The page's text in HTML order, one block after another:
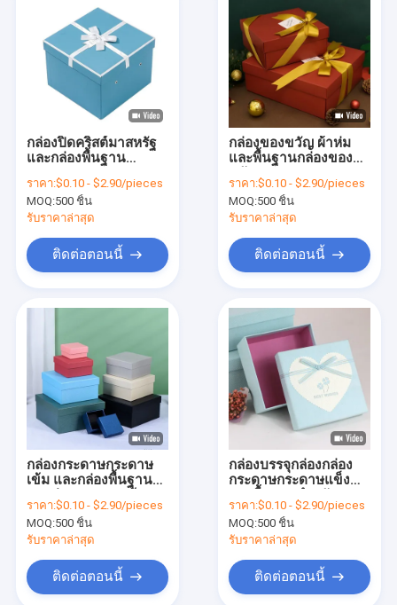
กล่องปิดคริสต์มาสหรัฐ
และกล่องพื้นฐาน
กระดาษของขวัญกล่อง
บรรจุกระดาษกระดาษ
กระดาษ
ราคา:$0.10 - $2.90/pieces
MOQ:500 ชิ้น
รับราคาล่าสุด
ติดต่อตอนนี้
กล่องของขวัญ ผ้าห่ม
และพื้นฐานกล่องของ
ราคา:$0.10 - $2.90/pieces
MOQ:500 ชิ้น
รับราคาล่าสุด
ติดต่อตอนนี้
กล่องกระดาษกระดาษ
เข้ม และกล่องพื้นฐาน
กล่องกระดาษกระดาษ
Custom Two-Sided
Printing
ราคา:$0.10 - $2.90/pieces
MOQ:500 ชิ้น
รับราคาล่าสุด
ติดต่อตอนนี้
กล่องบรรจุกล่องกล่อง
กระดาษกระดาษแข็ง
เครื่องสําอางน้ําหอม
ราคา:$0.10 - $2.90/pieces
MOQ:500 ชิ้น
รับราคาล่าสุด
ติดต่อตอนนี้